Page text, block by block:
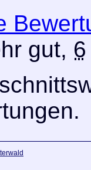
gut, 6